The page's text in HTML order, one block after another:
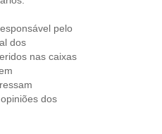
pelo
dos
nas caixas
dos